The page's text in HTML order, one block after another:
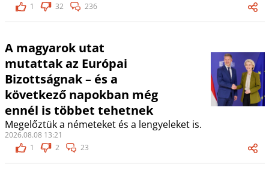
1
32 236
A magyarok utat
mutattak az Európai
Bizottságnak – és a
következő napokban még
ennél is többet tehetnek
Megelőztük a németeket és a lengyeleket is.
2026.08.08 13:21
1
2 23